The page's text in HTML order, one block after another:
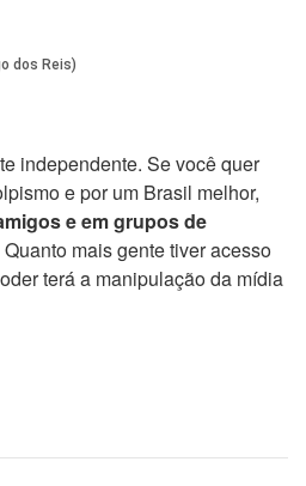
independente. Se você quer
e por um Brasil melhor,
e em grupos de
Quanto mais gente tiver acesso
terá a manipulação da mídia